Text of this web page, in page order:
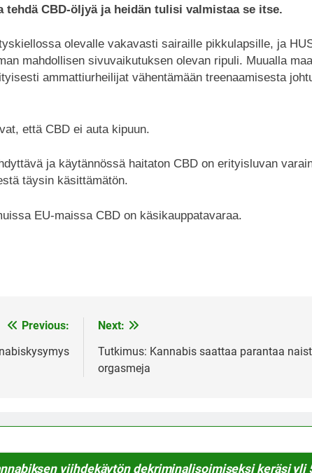
tehdä CBD-öljyä ja heidän tulisi valmistaa se itse.
olevalle vakavasti sairaille pikkulapsille, ja
mahdollisen sivuvaikutuksen olevan ripuli. Muualla
ammattiurheilijat vähentämään treenaamisesta
että CBD ei auta kipuun.
ja käytännössä haitaton CBD on erityisluvan
täysin käsittämätön.
EU-maissa CBD on käsikauppatavaraa.
Previous:
Next:
Tutkimus: Kannabis saattaa parantaa
orgasmeja
viihdekäytön dekriminalisoimiseksi keräsi yli